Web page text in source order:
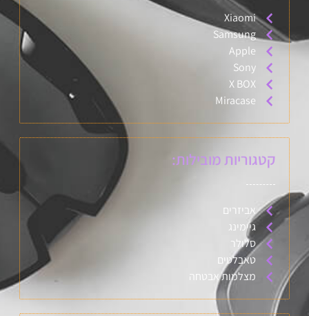
Xiaomi
Samsung
Apple
Sony
X BOX
Miracase
קטגוריות מובילות:
אביזרים
גיימינג
סלולר
טאבלטים
מצלמות אבטחה